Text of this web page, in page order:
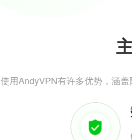
使用AndyVPN有许多优势，涵